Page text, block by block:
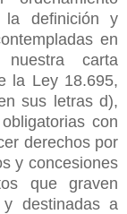
la definición y
en
carta
la Ley 18.695,
sus letras d),
con
derechos por
y concesiones
que graven
destinadas a